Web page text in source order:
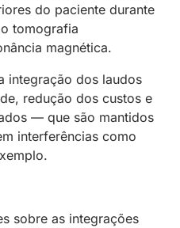
do paciente durante
tomografia
magnética.
integração dos laudos
redução dos custos e
— que são mantidos
interferências como
sobre as integrações